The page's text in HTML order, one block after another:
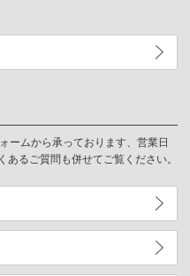
ームから承っております、営業日
るご質問も併せてご覧ください。